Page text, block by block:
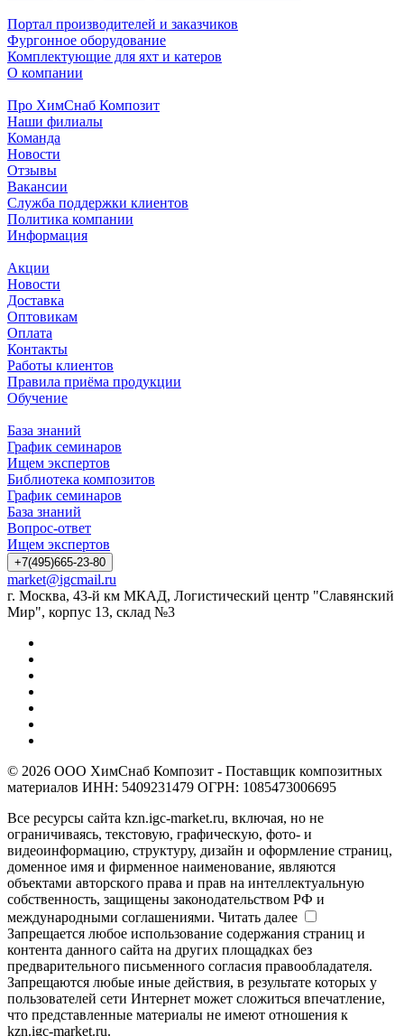
Портал производителей и заказчиков
Фургонное оборудование
Комплектующие для яхт и катеров
О компании
Про ХимСнаб Композит
Наши филиалы
Команда
Новости
Отзывы
Вакансии
Служба поддержки клиентов
Политика компании
Информация
Акции
Новости
Доставка
Оптовикам
Оплата
Контакты
Работы клиентов
Правила приёма продукции
Обучение
База знаний
График семинаров
Ищем экспертов
Библиотека композитов
График семинаров
База знаний
Вопрос-ответ
Ищем экспертов
+7(495)665-23-80
market@igcmail.ru
г. Москва, 43-й км МКАД, Логистический центр "Славянский
Мир", корпус 13, склад №3
© 2026 ООО ХимСнаб Композит - Поставщик композитных
материалов ИНН: 5409231479 ОГРН: 1085473006695
Все ресурсы сайта kzn.igc-market.ru, включая, но не
ограничиваясь, текстовую, графическую, фото- и
видеоинформацию, структуру, дизайн и оформление страниц,
доменное имя и фирменное наименование, являются
объектами авторского права и прав на интеллектуальную
собственность, защищены законодательством РФ и
международными соглашениями. Читать далее
Запрещается любое использование содержания страниц и
контента данного сайта на других площадках без
предварительного письменного согласия правообладателя.
Запрещаются любые иные действия, в результате которых у
пользователей сети Интернет может сложиться впечатление,
что представленные материалы не имеют отношения к
kzn.igc-market.ru.